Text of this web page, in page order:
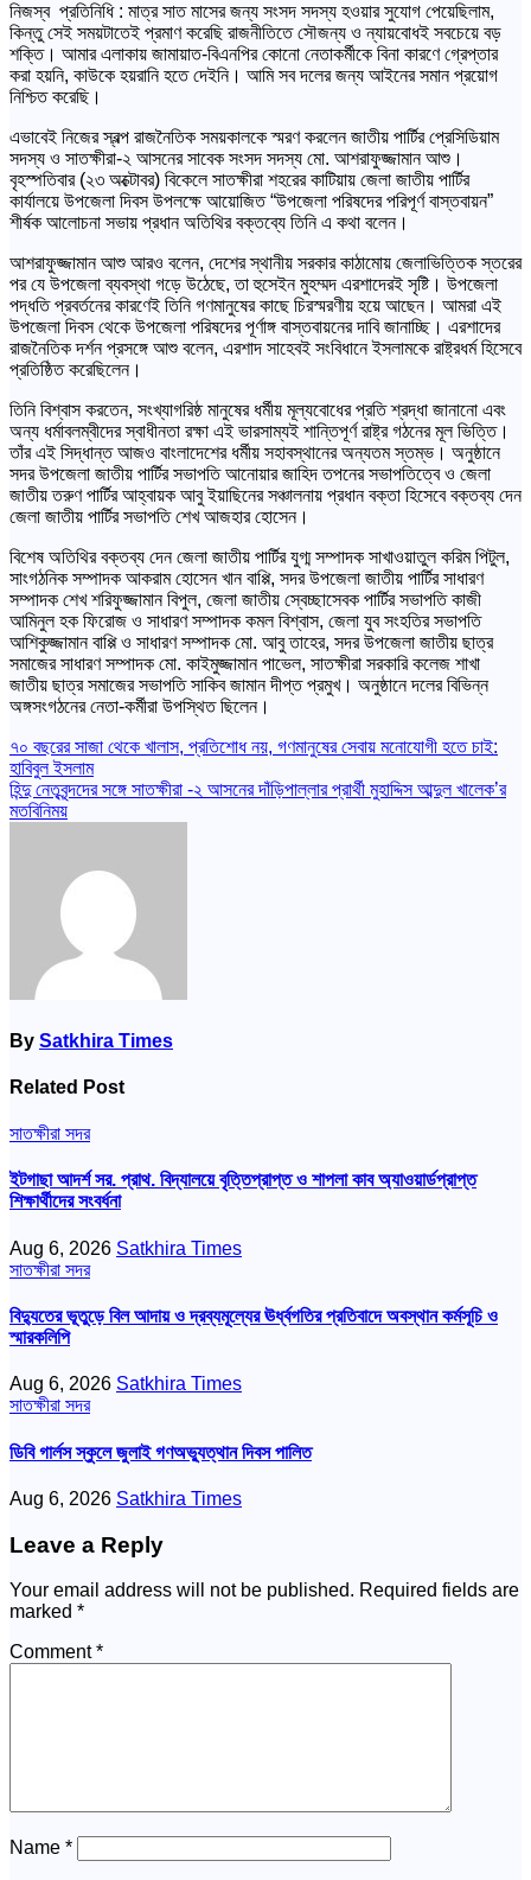
নিজস্ব প্রতিনিধি : মাত্র সাত মাসের জন্য সংসদ সদস্য হওয়ার সুযোগ পেয়েছিলাম,
কিন্তু সেই সময়টাতেই প্রমাণ করেছি রাজনীতিতে সৌজন্য ও ন্যায়বোধই সবচেয়ে বড়
শক্তি। আমার এলাকায় জামায়াত-বিএনপির কোনো নেতাকর্মীকে বিনা কারণে গ্রেপ্তার
করা হয়নি, কাউকে হয়রানি হতে দেইনি। আমি সব দলের জন্য আইনের সমান প্রয়োগ
নিশ্চিত করেছি।
এভাবেই নিজের স্বল্প রাজনৈতিক সময়কালকে স্মরণ করলেন জাতীয় পার্টির প্রেসিডিয়াম
সদস্য ও সাতক্ষীরা-২ আসনের সাবেক সংসদ সদস্য মো. আশরাফুজ্জামান আশু।
বৃহস্পতিবার (২৩ অক্টোবর) বিকেলে সাতক্ষীরা শহরের কাটিয়ায় জেলা জাতীয় পার্টির
কার্যালয়ে উপজেলা দিবস উপলক্ষে আয়োজিত “উপজেলা পরিষদের পরিপূর্ণ বাস্তবায়ন”
শীর্ষক আলোচনা সভায় প্রধান অতিথির বক্তব্যে তিনি এ কথা বলেন।
আশরাফুজ্জামান আশু আরও বলেন, দেশের স্থানীয় সরকার কাঠামোয় জেলাভিত্তিক স্তরের
পর যে উপজেলা ব্যবস্থা গড়ে উঠেছে, তা হুসেইন মুহম্মদ এরশাদেরই সৃষ্টি। উপজেলা
পদ্ধতি প্রবর্তনের কারণেই তিনি গণমানুষের কাছে চিরস্মরণীয় হয়ে আছেন। আমরা এই
উপজেলা দিবস থেকে উপজেলা পরিষদের পূর্ণাঙ্গ বাস্তবায়নের দাবি জানাচ্ছি। এরশাদের
রাজনৈতিক দর্শন প্রসঙ্গে আশু বলেন, এরশাদ সাহেবই সংবিধানে ইসলামকে রাষ্ট্রধর্ম হিসেবে
প্রতিষ্ঠিত করেছিলেন।
তিনি বিশ্বাস করতেন, সংখ্যাগরিষ্ঠ মানুষের ধর্মীয় মূল্যবোধের প্রতি শ্রদ্ধা জানানো এবং
অন্য ধর্মাবলম্বীদের স্বাধীনতা রক্ষা এই ভারসাম্যই শান্তিপূর্ণ রাষ্ট্র গঠনের মূল ভিত্তি।
তাঁর এই সিদ্ধান্ত আজও বাংলাদেশের ধর্মীয় সহাবস্থানের অন্যতম স্তম্ভ। অনুষ্ঠানে
সদর উপজেলা জাতীয় পার্টির সভাপতি আনোয়ার জাহিদ তপনের সভাপতিত্বে ও জেলা
জাতীয় তরুণ পার্টির আহ্বায়ক আবু ইয়াছিনের সঞ্চালনায় প্রধান বক্তা হিসেবে বক্তব্য দেন
জেলা জাতীয় পার্টির সভাপতি শেখ আজহার হোসেন।
বিশেষ অতিথির বক্তব্য দেন জেলা জাতীয় পার্টির যুগ্ম সম্পাদক সাখাওয়াতুল করিম পিটুল,
সাংগঠনিক সম্পাদক আকরাম হোসেন খান বাপ্পি, সদর উপজেলা জাতীয় পার্টির সাধারণ
সম্পাদক শেখ শরিফুজ্জামান বিপুল, জেলা জাতীয় স্বেচ্ছাসেবক পার্টির সভাপতি কাজী
আমিনুল হক ফিরোজ ও সাধারণ সম্পাদক কমল বিশ্বাস, জেলা যুব সংহতির সভাপতি
আশিকুজ্জামান বাপ্পি ও সাধারণ সম্পাদক মো. আবু তাহের, সদর উপজেলা জাতীয় ছাত্র
সমাজের সাধারণ সম্পাদক মো. কাইমুজ্জামান পাভেল, সাতক্ষীরা সরকারি কলেজ শাখা
জাতীয় ছাত্র সমাজের সভাপতি সাকিব জামান দীপ্ত প্রমুখ। অনুষ্ঠানে দলের বিভিন্ন
অঙ্গসংগঠনের নেতা-কর্মীরা উপস্থিত ছিলেন।
Post
navigation
৭০ বছরের সাজা থেকে খালাস, প্রতিশোধ নয়, গণমানুষের সেবায় মনোযোগী হতে চাই:
হাবিবুল ইসলাম
হিন্দু নেতৃবৃন্দদের সঙ্গে সাতক্ষীরা -২ আসনের দাঁড়িপাল্লার প্রার্থী মুহাদ্দিস আব্দুল খালেক’র
মতবিনিময়
By Satkhira Times
Related Post
সাতক্ষীরা সদর
ইটগাছা আদর্শ সর. প্রাথ. বিদ্যালয়ে বৃত্তিপ্রাপ্ত ও শাপলা কাব অ্যাওয়ার্ডপ্রাপ্ত
শিক্ষার্থীদের সংবর্ধনা
Aug 6, 2026 Satkhira Times
সাতক্ষীরা সদর
বিদ্যুতের ভূতুড়ে বিল আদায় ও দ্রব্যমূল্যের ঊর্ধ্বগতির প্রতিবাদে অবস্থান কর্মসূচি ও
স্মারকলিপি
Aug 6, 2026 Satkhira Times
সাতক্ষীরা সদর
ডিবি গার্লস স্কুলে জুলাই গণঅভ্যুত্থান দিবস পালিত
Aug 6, 2026 Satkhira Times
Leave a Reply
Your email address will not be published. Required fields are
marked *
Comment*
Name *